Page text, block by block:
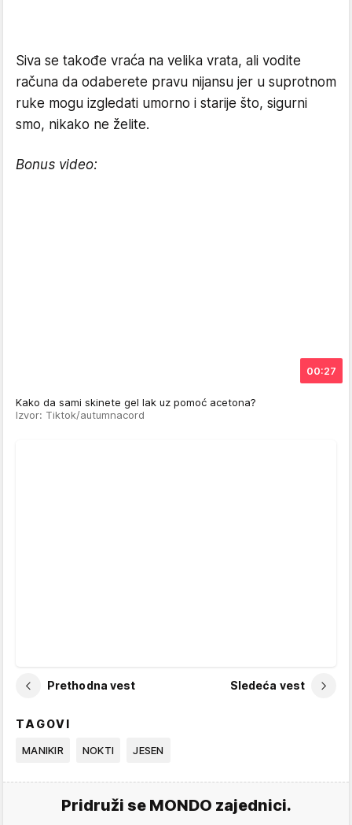
Siva se takođe vraća na velika vrata, ali vodite
računa da odaberete pravu nijansu jer u suprotnom
ruke mogu izgledati umorno i starije što, sigurni
smo, nikako ne želite.
Bonus video:
00:27
Kako da sami skinete gel lak uz pomoć acetona?
Izvor: Tiktok/autumnacord
Prethodna vest Sledeća vest
TAGOVI
MANIKIR NOKTI JESEN
Pridruži se MONDO zajednici.